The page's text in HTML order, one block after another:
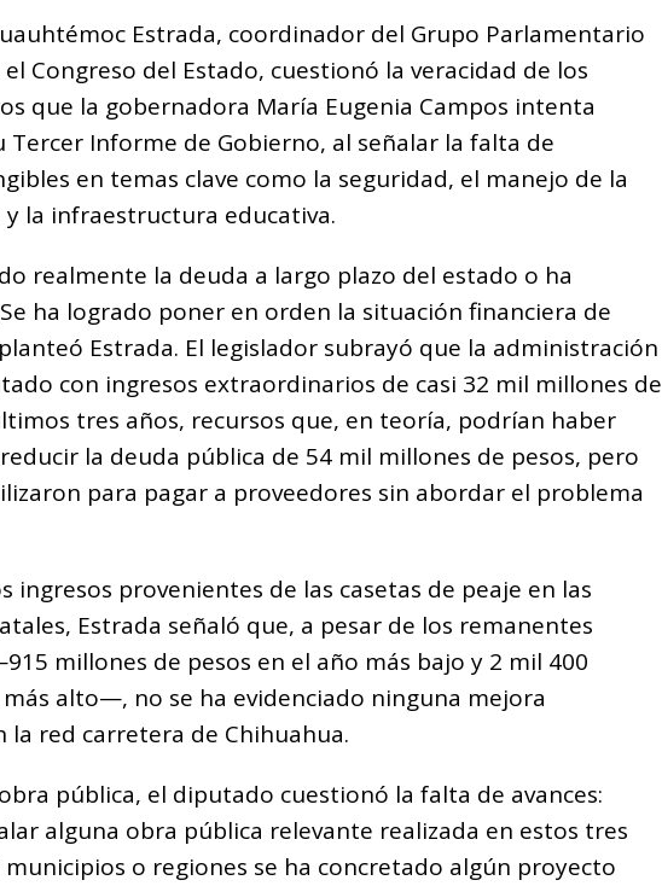
e
n
g
e
r
l y
Li
n
k
p
ar
ti
r
Estrada, coordinador del Grupo Parlamentario
Congreso del Estado, cuestionó la veracidad de los
que la gobernadora María Eugenia Campos intenta
Tercer Informe de Gobierno, al señalar la falta de
en temas clave como la seguridad, el manejo de la
la infraestructura educativa.
realmente la deuda a largo plazo del estado o ha
ha logrado poner en orden la situación financiera de
Estrada. El legislador subrayó que la administración
con ingresos extraordinarios de casi 32 mil millones de
tres años, recursos que, en teoría, podrían haber
la deuda pública de 54 mil millones de pesos, pero
para pagar a proveedores sin abordar el problema
ingresos provenientes de las casetas de peaje en las
Estrada señaló que, a pesar de los remanentes
millones de pesos en el año más bajo y 2 mil 400
alto—, no se ha evidenciado ninguna mejora
la red carretera de Chihuahua.
pública, el diputado cuestionó la falta de avances:
alguna obra pública relevante realizada en estos tres
municipios o regiones se ha concretado algún proyecto